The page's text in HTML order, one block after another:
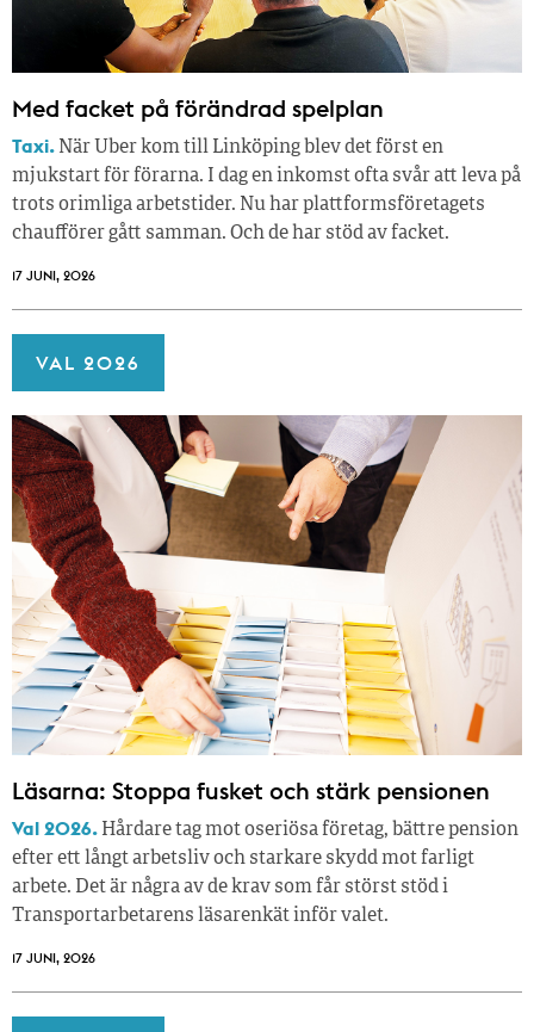
Med facket på förändrad spelplan
Taxi. När Uber kom till Linköping blev det först en
mjukstart för förarna. I dag en inkomst ofta svår att leva på
trots orimliga arbetstider. Nu har plattformsföretagets
chaufförer gått samman. Och de har stöd av facket.
17 JUNI, 2026
VAL 2026
Läsarna: Stoppa fusket och stärk pensionen
Val 2026. Hårdare tag mot oseriösa företag, bättre pension
efter ett långt arbetsliv och starkare skydd mot farligt
arbete. Det är några av de krav som får störst stöd i
Transportarbetarens läsar­enkät inför valet.
17 JUNI, 2026